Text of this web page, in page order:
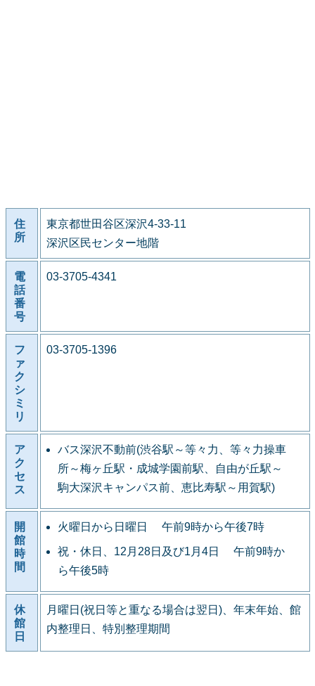
住
所
東京都世田谷区深沢4-33-11
深沢区民センター地階
電
話
番
号
03-3705-4341
フ
ァ
ク
シ
ミ
リ
03-3705-1396
ア
ク
セ
ス
バス深沢不動前(渋谷駅～等々力、等々力操車
所～梅ヶ丘駅・成城学園前駅、自由が丘駅～
駒大深沢キャンパス前、恵比寿駅～用賀駅)
開
館
時
間
火曜日から日曜日 午前9時から午後7時
祝・休日、12月28日及び1月4日 午前9時か
ら午後5時
休
館
日
月曜日(祝日等と重なる場合は翌日)、年末年始、館
内整理日、特別整理期間